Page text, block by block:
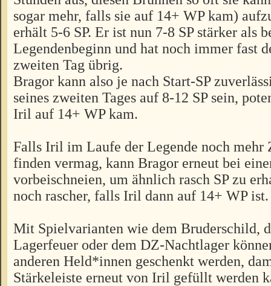
sogar mehr, falls sie auf 14+ WP kam)
erhält 5-6 SP. Er ist nun 7-8 SP stärker als
Legendenbeginn und hat noch immer fast
zweiten Tag übrig.
Bragor kann also je nach Start-SP
seines zweiten Tages auf 8-12 SP sein,
Iril auf 14+ WP kam.
Falls Iril im Laufe der Legende noch mehr
finden vermag, kann Bragor erneut bei
vorbeischneien, um ähnlich rasch SP zu
noch rascher, falls Iril dann auf 14+ WP ist.
Mit Spielvarianten wie dem Bruderschild,
Lagerfeuer oder dem DZ-Nachtlager
anderen Held*innen geschenkt werden,
Stärkeleiste erneut von Iril gefüllt werden